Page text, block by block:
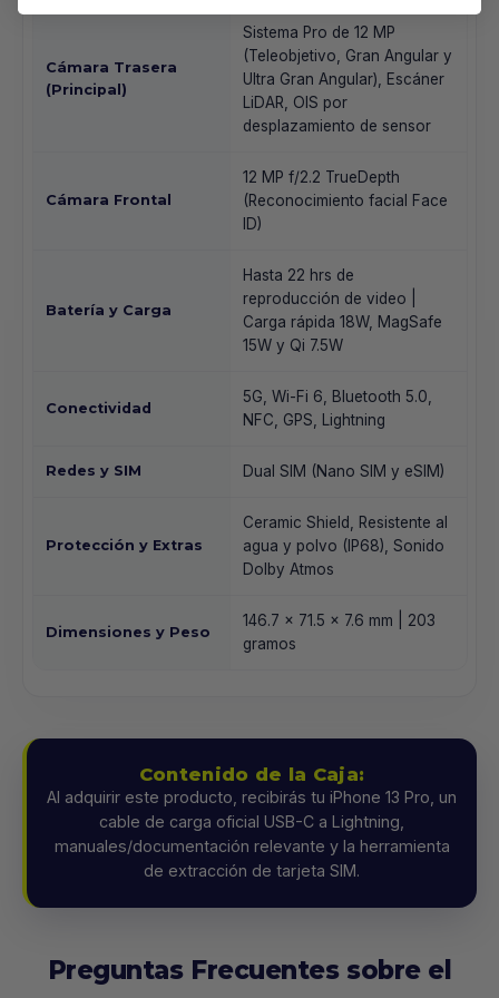
Cámara Trasera
(Principal)
Sistema Pro de 12 MP
(Teleobjetivo, Gran Angular y
Ultra Gran Angular), Escáner
LiDAR, OIS por
desplazamiento de sensor
Cámara Frontal
12 MP f/2.2 TrueDepth
(Reconocimiento facial Face
ID)
Batería y Carga
Hasta 22 hrs de
reproducción de video |
Carga rápida 18W, MagSafe
15W y Qi 7.5W
Conectividad
5G, Wi-Fi 6, Bluetooth 5.0,
NFC, GPS, Lightning
Redes y SIM Dual SIM (Nano SIM y eSIM)
Protección y Extras
Ceramic Shield, Resistente al
agua y polvo (IP68), Sonido
Dolby Atmos
Dimensiones y Peso
146.7 x 71.5 x 7.6 mm | 203
gramos
Contenido de la Caja:
Al adquirir este producto, recibirás tu iPhone 13 Pro, un
cable de carga oficial USB-C a Lightning,
manuales/documentación relevante y la herramienta
de extracción de tarjeta SIM.
Preguntas Frecuentes sobre el